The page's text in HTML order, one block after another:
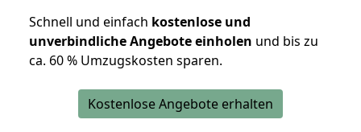
Schnell und einfach kostenlose und
unverbindliche Angebote einholen und bis zu
ca. 60 % Umzugskosten sparen.
Kostenlose Angebote erhalten